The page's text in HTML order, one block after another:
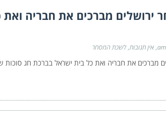
ירושלים מברכים את חבריה ואת
אין תגובות לשכת המסחר